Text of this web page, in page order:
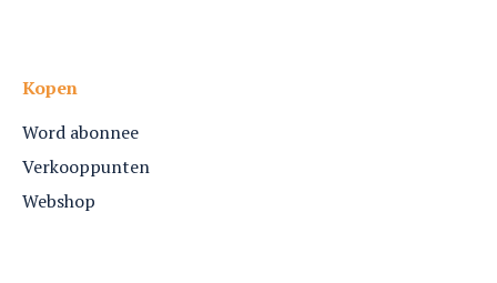
Kopen
Word abonnee
Verkooppunten
Webshop